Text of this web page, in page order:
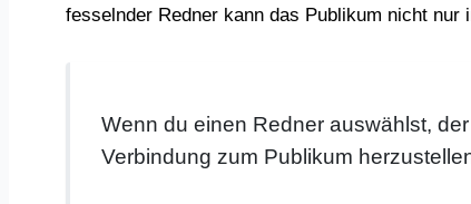
fesselnder Redner kann das Publikum nicht
Wenn du einen Redner auswählst,
Verbindung zum Publikum